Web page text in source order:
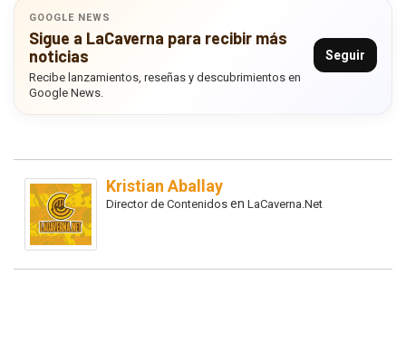
GOOGLE NEWS
Sigue a LaCaverna para recibir más
noticias
Recibe lanzamientos, reseñas y descubrimientos en
Google News.
Seguir
Kristian Aballay
Director de Contenidos en LaCaverna.Net